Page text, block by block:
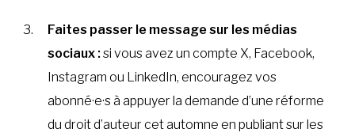
Faites passer le message sur les médias
sociaux :si vous avez un compte X, Facebook,
Instagram ou LinkedIn, encouragez vos
abonné·e·s à appuyer la demande d’une réforme
du droit d’auteur cet automne en publiant sur les